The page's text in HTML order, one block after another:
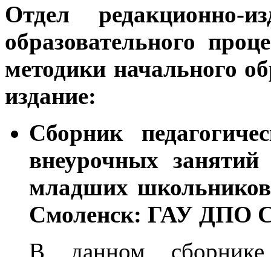
Отдел редакционно-
образовательного
методики начального
издание:
Сборник
внеурочных
младших
Смоленск: ГАУ ДПО
В данном